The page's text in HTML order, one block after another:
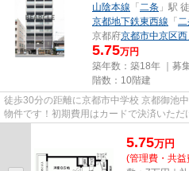
山陰本線 「 二条 」駅
京都地下鉄東西線 「
京都府京都市中京区
5.75万円
築年数：築18年 ｜募
階数：10階建
徒歩30分の距離に京都市中学校 京都御池
物件です！初期費用はカードで決済いた
5.75万円
(管理費・共